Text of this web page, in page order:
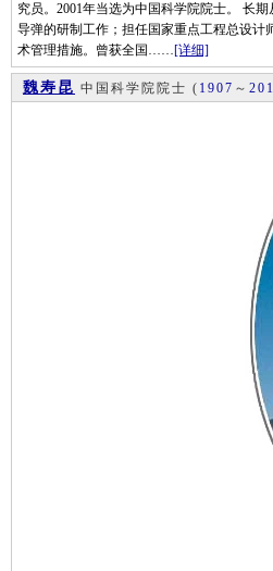
究员。2001年当选为中国科学院院士。 长
导弹的研制工作；担任国家重点工程总设计
术管理措施。曾获全国……[详细]
魏寿昆 中国科学院院士 ( 1907 ～